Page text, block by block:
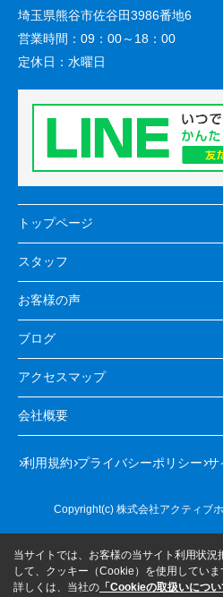
埼玉県熊谷市佐谷田3986番地6
営業時間： 09：00～18：00
定休日： 水曜日
トップページ
スタッフ
お客様の声
ブログ
アクセスマップ
会社概要
利用規約 プライバシーポリシー サ
Copyright(c) 株式会社アクティブ
当サイトでは、お客様の当サイト利用状況
して、クッキー（Cookie）を使用していま
詳しくは、当社の 「Cookieの取扱いについ